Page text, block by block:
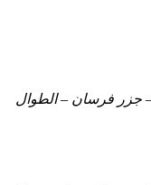
– جزر فرسان – الطوال